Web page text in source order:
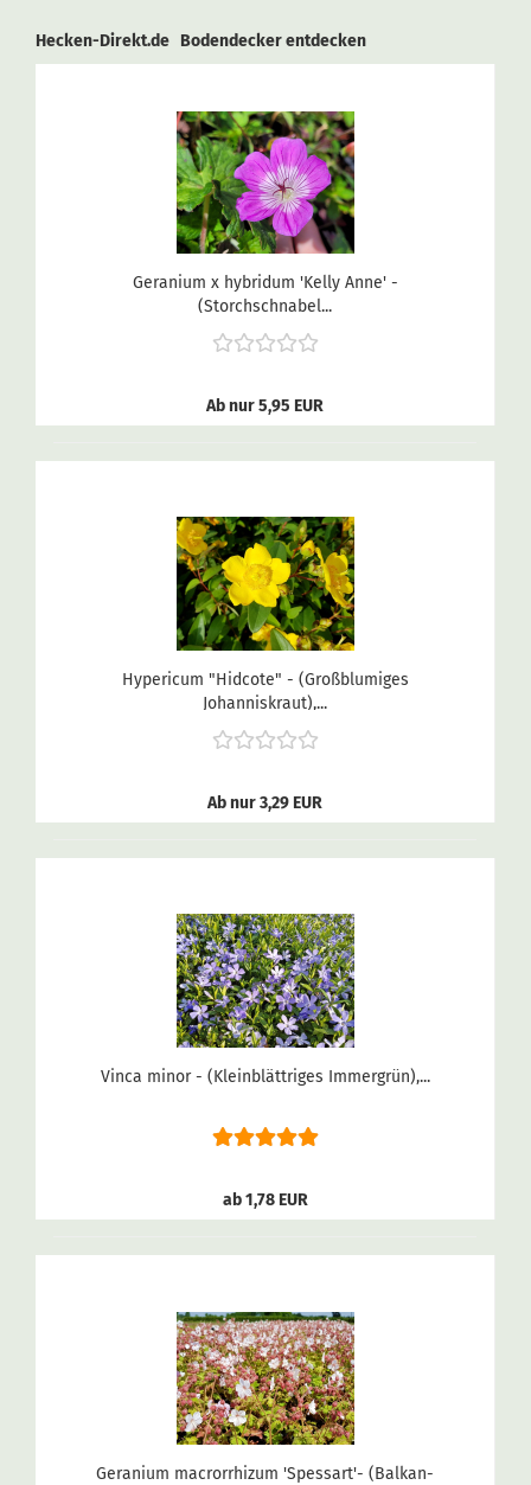
Hecken-Direkt.de Bodendecker entdecken
Geranium x hybridum 'Kelly Anne' -
(Storchschnabel...
Ab nur 5,95 EUR
Hypericum "Hidcote" - (Großblumiges
Johanniskraut),...
Ab nur 3,29 EUR
Vinca minor - (Kleinblättriges Immergrün),...
ab 1,78 EUR
Geranium macrorrhizum 'Spessart'- (Balkan-